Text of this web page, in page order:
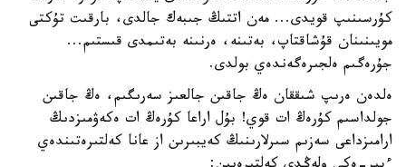
كۇرسىنىپ قويدى... مەن اتتىڭ جىبەك جالدى، بارقىت تۇكتى
مويىنىنان قۇشاقتاپ، بەتىنە، ەرنىنە بەتىمدى قىستىم...
جۇرەگىم ەلجىرەگەندەي بولدى.
ەلدەن ەرىپ شىققان ەڭ جاقىن جالعىز سەرىگىم، ەڭ جاقىن
جولداسىم كۇرەڭ ات قوي! بۇل اراعا كۇرەڭ ات ەكەۋمىزدىڭ
ارامىزداعى سەزىم سىرلارىنىڭ كەيبىرىن از عانا كەلتىرەتىندەي